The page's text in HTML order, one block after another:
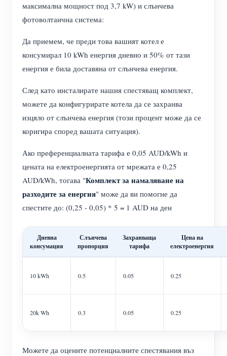
максимална мощност под 3,7 kW) и слънчева
фотоволтаична система:
Да приемем, че преди това вашият котел е
консумирал 10 kWh енергия дневно и 50% от тази
енергия е била доставяна от слънчева енергия.
След като инсталирате нашия спестяващ комплект,
можете да конфигурирате котела да се захранва
изцяло от слънчева енергия (този процент може да се
коригира според вашата ситуация).
Ако преференциалната тарифа е 0,05 AUD/kWh и
цената на електроенергията от мрежата е 0,25
AUD/kWh, тогава "Комплект за намаляване на
разходите за енергия" може да ви помогне да
спестите до: (0,25 - 0,05) * 5 = 1 AUD на ден
Дневна
консумация
Слънчева
пропорция
Захранваща
тарифа
Цена на
електроенергия
10 kWh 0.5 0.05 0.25
20k Wh 0.3 0.05 0.25
Можете да оцените потенциалните спестявания въз